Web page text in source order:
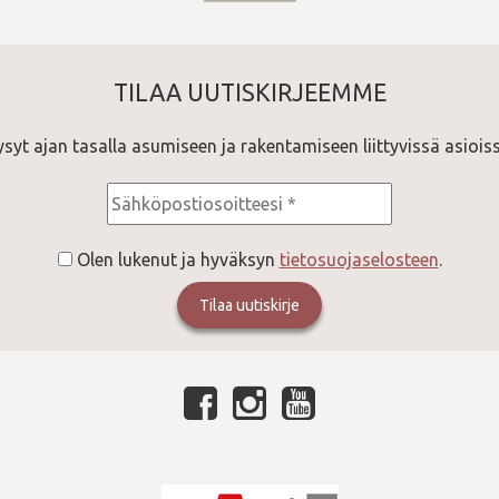
TILAA UUTISKIRJEEMME
ajan tasalla asumiseen ja rakentamiseen liittyvissä
Olen lukenut ja hyväksyn tietosuojaselosteen.